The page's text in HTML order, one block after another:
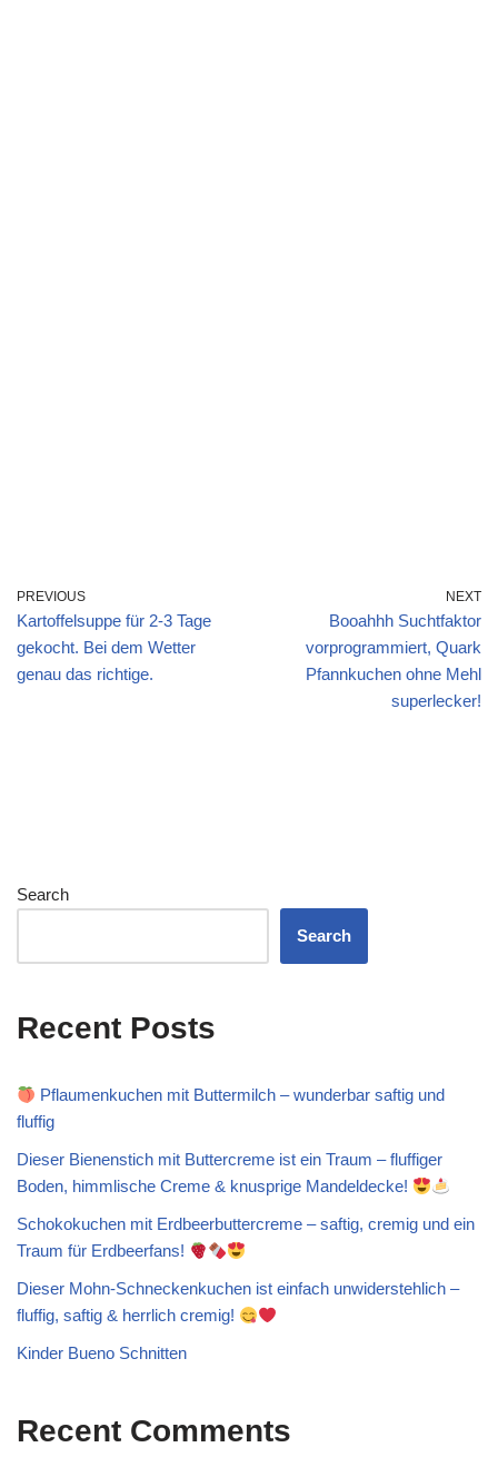
PREVIOUS
Kartoffelsuppe für 2-3 Tage
gekocht. Bei dem Wetter
genau das richtige.
NEXT
Booahhh Suchtfaktor
vorprogrammiert, Quark
Pfannkuchen ohne Mehl
superlecker!
Search
Search
Recent Posts
Pflaumenkuchen mit Buttermilch – wunderbar saftig und
fluffig
Dieser Bienenstich mit Buttercreme ist ein Traum – fluffiger
Boden, himmlische Creme & knusprige Mandeldecke!
Schokokuchen mit Erdbeerbuttercreme – saftig, cremig und ein
Traum für Erdbeerfans!
Dieser Mohn-Schneckenkuchen ist einfach unwiderstehlich –
fluffig, saftig & herrlich cremig!
Kinder Bueno Schnitten
Recent Comments